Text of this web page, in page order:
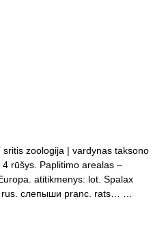
zoologija | vardynas taksono
rūšys. Paplitimo arealas –
atitikmenys: lot. Spalax
rus. слепыши pranc. rats… …